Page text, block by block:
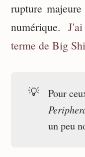
rupture
numérique.
terme de Big
💡 Pour
un peu